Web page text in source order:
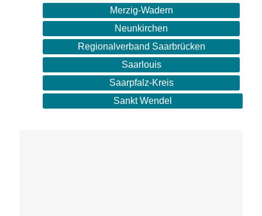
Merzig-Wadern
Neunkirchen
Regionalverband Saarbrücken
Saarlouis
Saarpfalz-Kreis
Sankt Wendel